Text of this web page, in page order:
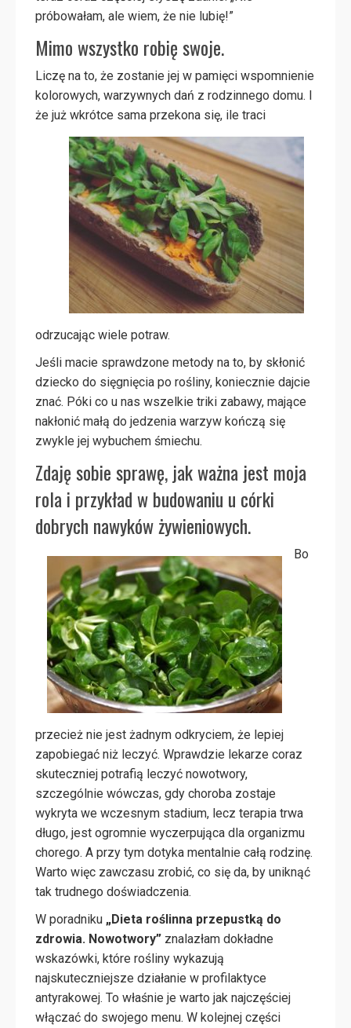
próbowałam, ale wiem, że nie lubię!”
Mimo wszystko robię swoje.
Liczę na to, że zostanie jej w pamięci wspomnienie
kolorowych, warzywnych dań z rodzinnego domu. I
że już wkrótce sama przekona się, ile traci
odrzucając wiele potraw.
Jeśli macie sprawdzone metody na to, by skłonić
dziecko do sięgnięcia po rośliny, koniecznie dajcie
znać. Póki co u nas wszelkie triki zabawy, mające
nakłonić małą do jedzenia warzyw kończą się
zwykle jej wybuchem śmiechu.
Zdaję sobie sprawę, jak ważna jest moja
rola i przykład w budowaniu u córki
dobrych nawyków żywieniowych.
Bo
przecież nie jest żadnym odkryciem, że lepiej
zapobiegać niż leczyć. Wprawdzie lekarze coraz
skuteczniej potrafią leczyć nowotwory,
szczególnie wówczas, gdy choroba zostaje
wykryta we wczesnym stadium, lecz terapia trwa
długo, jest ogromnie wyczerpująca dla organizmu
chorego. A przy tym dotyka mentalnie całą rodzinę.
Warto więc zawczasu zrobić, co się da, by uniknąć
tak trudnego doświadczenia.
W poradniku „Dieta roślinna przepustką do
zdrowia. Nowotwory” znalazłam dokładne
wskazówki, które rośliny wykazują
najskuteczniejsze działanie w profilaktyce
antyrakowej. To właśnie je warto jak najczęściej
włączać do swojego menu. W kolejnej części